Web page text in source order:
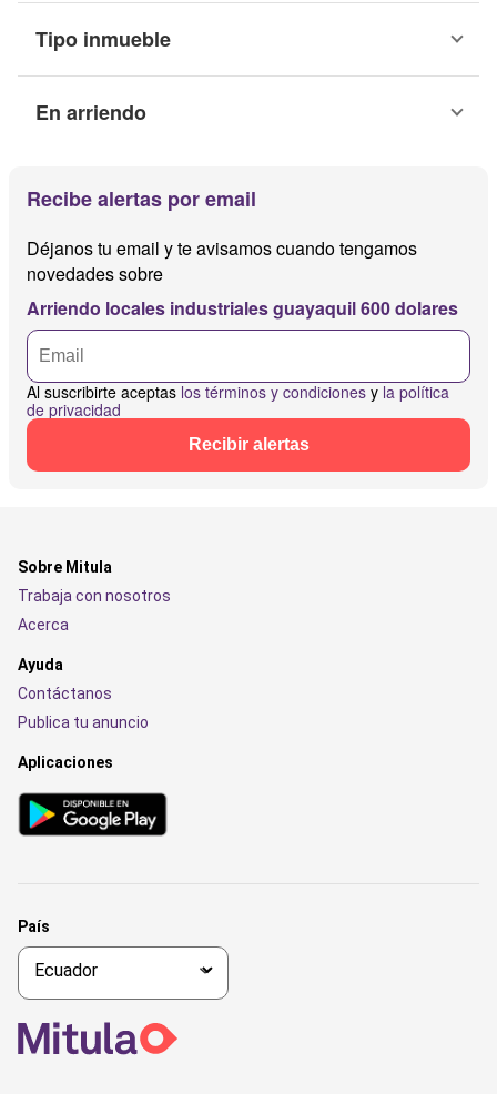
Tipo inmueble
En arriendo
Recibe alertas por email
Déjanos tu email y te avisamos cuando tengamos
novedades sobre
Arriendo locales industriales guayaquil 600 dolares
Al suscribirte aceptas los términos y condiciones y la política
de privacidad
Recibir alertas
Sobre Mitula
Trabaja con nosotros
Acerca
Ayuda
Contáctanos
Publica tu anuncio
Aplicaciones
País